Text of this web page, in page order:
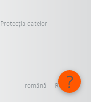
Protecția datelor
română - România